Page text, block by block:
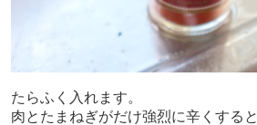
たらふく入れます。
肉とたまねぎがだけ強烈に辛くすると